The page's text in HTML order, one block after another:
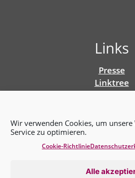
Wir verwenden Cookies, um
Service zu optimieren.
Alle
Cookie-Richtlinie
Links
Presse
Linktree
Erklärung zur
Cookie-Richtlinie